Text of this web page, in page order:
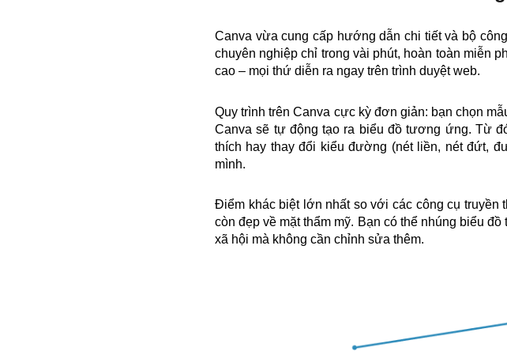
Canva vừa cung cấp hướng dẫn chi tiết và bộ
chuyên nghiệp chỉ trong vài phút, hoàn toàn miễn
cao – mọi thứ diễn ra ngay trên trình duyệt web.
Quy trình trên Canva cực kỳ đơn giản: bạn chọn
Canva sẽ tự động tạo ra biểu đồ tương ứng. Từ
thích hay thay đổi kiểu đường (nét liền, nét đứt,
mình.
Điểm khác biệt lớn nhất so với các công cụ truyền
còn đẹp về mặt thẩm mỹ. Bạn có thể nhúng biểu
xã hội mà không cần chỉnh sửa thêm.